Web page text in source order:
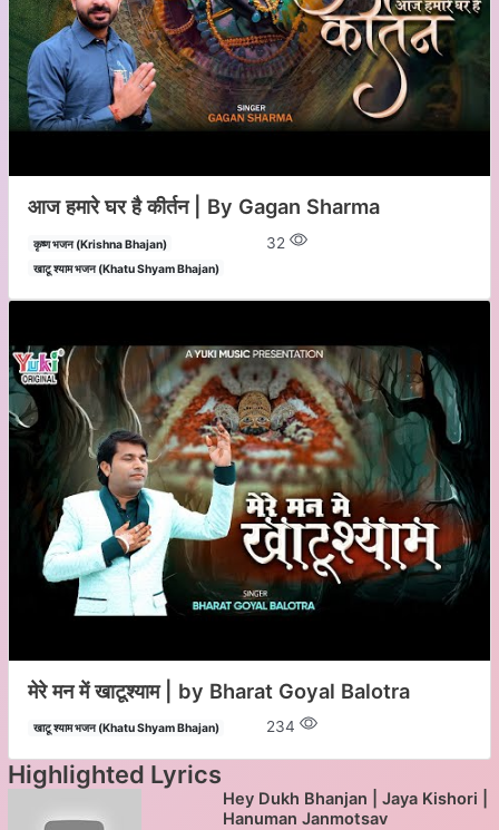
आज हमारे घर है कीर्तन | By Gagan Sharma
कृष्ण भजन (Krishna Bhajan)
खाटू श्याम भजन (Khatu Shyam Bhajan)
32
मेरे मन में खाटूश्याम | by Bharat Goyal Balotra
खाटू श्याम भजन (Khatu Shyam Bhajan) 234
Highlighted Lyrics
Hey Dukh Bhanjan | Jaya Kishori |
Hanuman Janmotsav